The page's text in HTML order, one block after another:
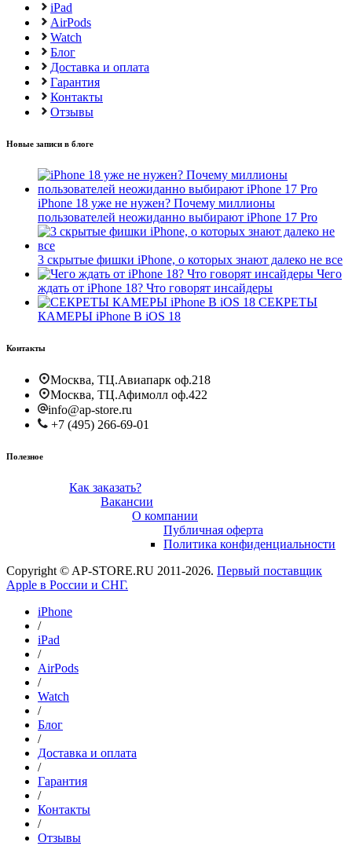
iPad
AirPods
Watch
Блог
Доставка и оплата
Гарантия
Контакты
Отзывы
Новые записи в блоге
iPhone 18 уже не нужен? Почему миллионы
пользователей неожиданно выбирают iPhone 17 Pro
3 скрытые фишки iPhone, о которых знают далеко не все
Чего
ждать от iPhone 18? Что говорят инсайдеры
СЕКРЕТЫ
КАМЕРЫ iPhone В iOS 18
Контакты
Москва, ТЦ.Авиапарк оф.218
Москва, ТЦ.Афимолл оф.422
info@ap-store.ru
+7 (495) 266-69-01
Полезное
Как заказать?
Вакансии
О компании
Публичная оферта
Политика конфиденциальности
Copyright © AP-STORE.RU 2011-2026. Первый поставщик
Apple в России и СНГ.
iPhone
/
iPad
/
AirPods
/
Watch
/
Блог
/
Доставка и оплата
/
Гарантия
/
Контакты
/
Отзывы